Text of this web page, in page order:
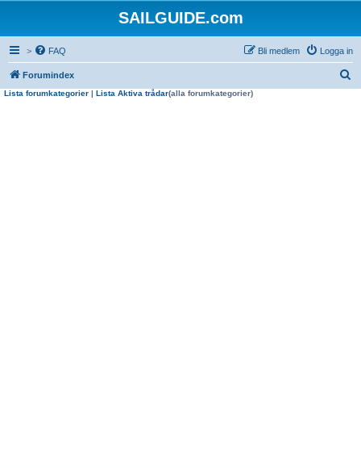
SAILGUIDE.com
> FAQ Logga in
Bli medlem
Forumindex
Lista forumkategorier | Lista Aktiva trådar(alla forumkategorier)